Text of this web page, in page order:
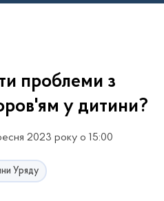
проблеми з
у дитини?
2023 року о 15:00
Уряду